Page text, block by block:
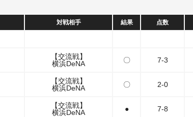
対戦相手 結果 点数
【交流戦】
横浜DeNA
〇 7-3
【交流戦】
横浜DeNA
〇 2-0
【交流戦】
横浜DeNA
● 7-8